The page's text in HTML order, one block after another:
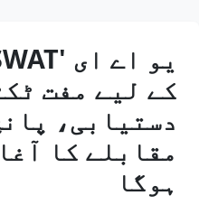
کے لیے مفت
دستیابی،
مقابلے کا
ہوگا